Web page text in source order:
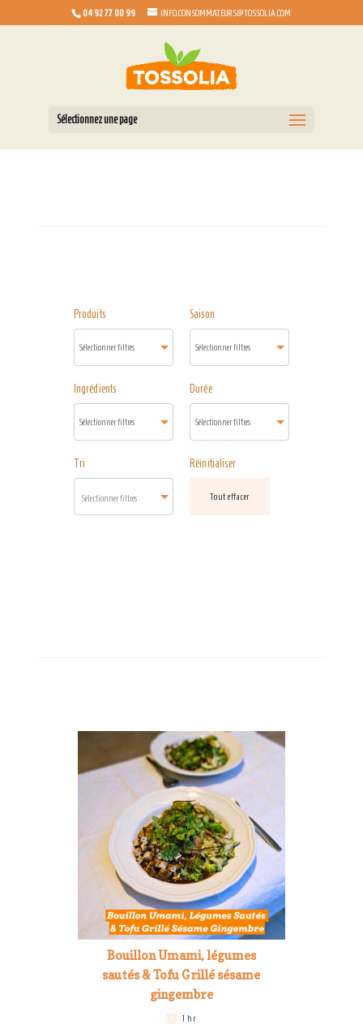
04 92 77 00 99 INFO.CONSOMMATEURS@TOSSOLIA.COM
Sélectionnez une page
Produits Saison
Ingrédients Durée
Tri
Sélectionner filtres
Réinitialiser
Tout effacer
Bouillon Umami, légumes
sautés & Tofu Grillé sésame
gingembre
1 hr